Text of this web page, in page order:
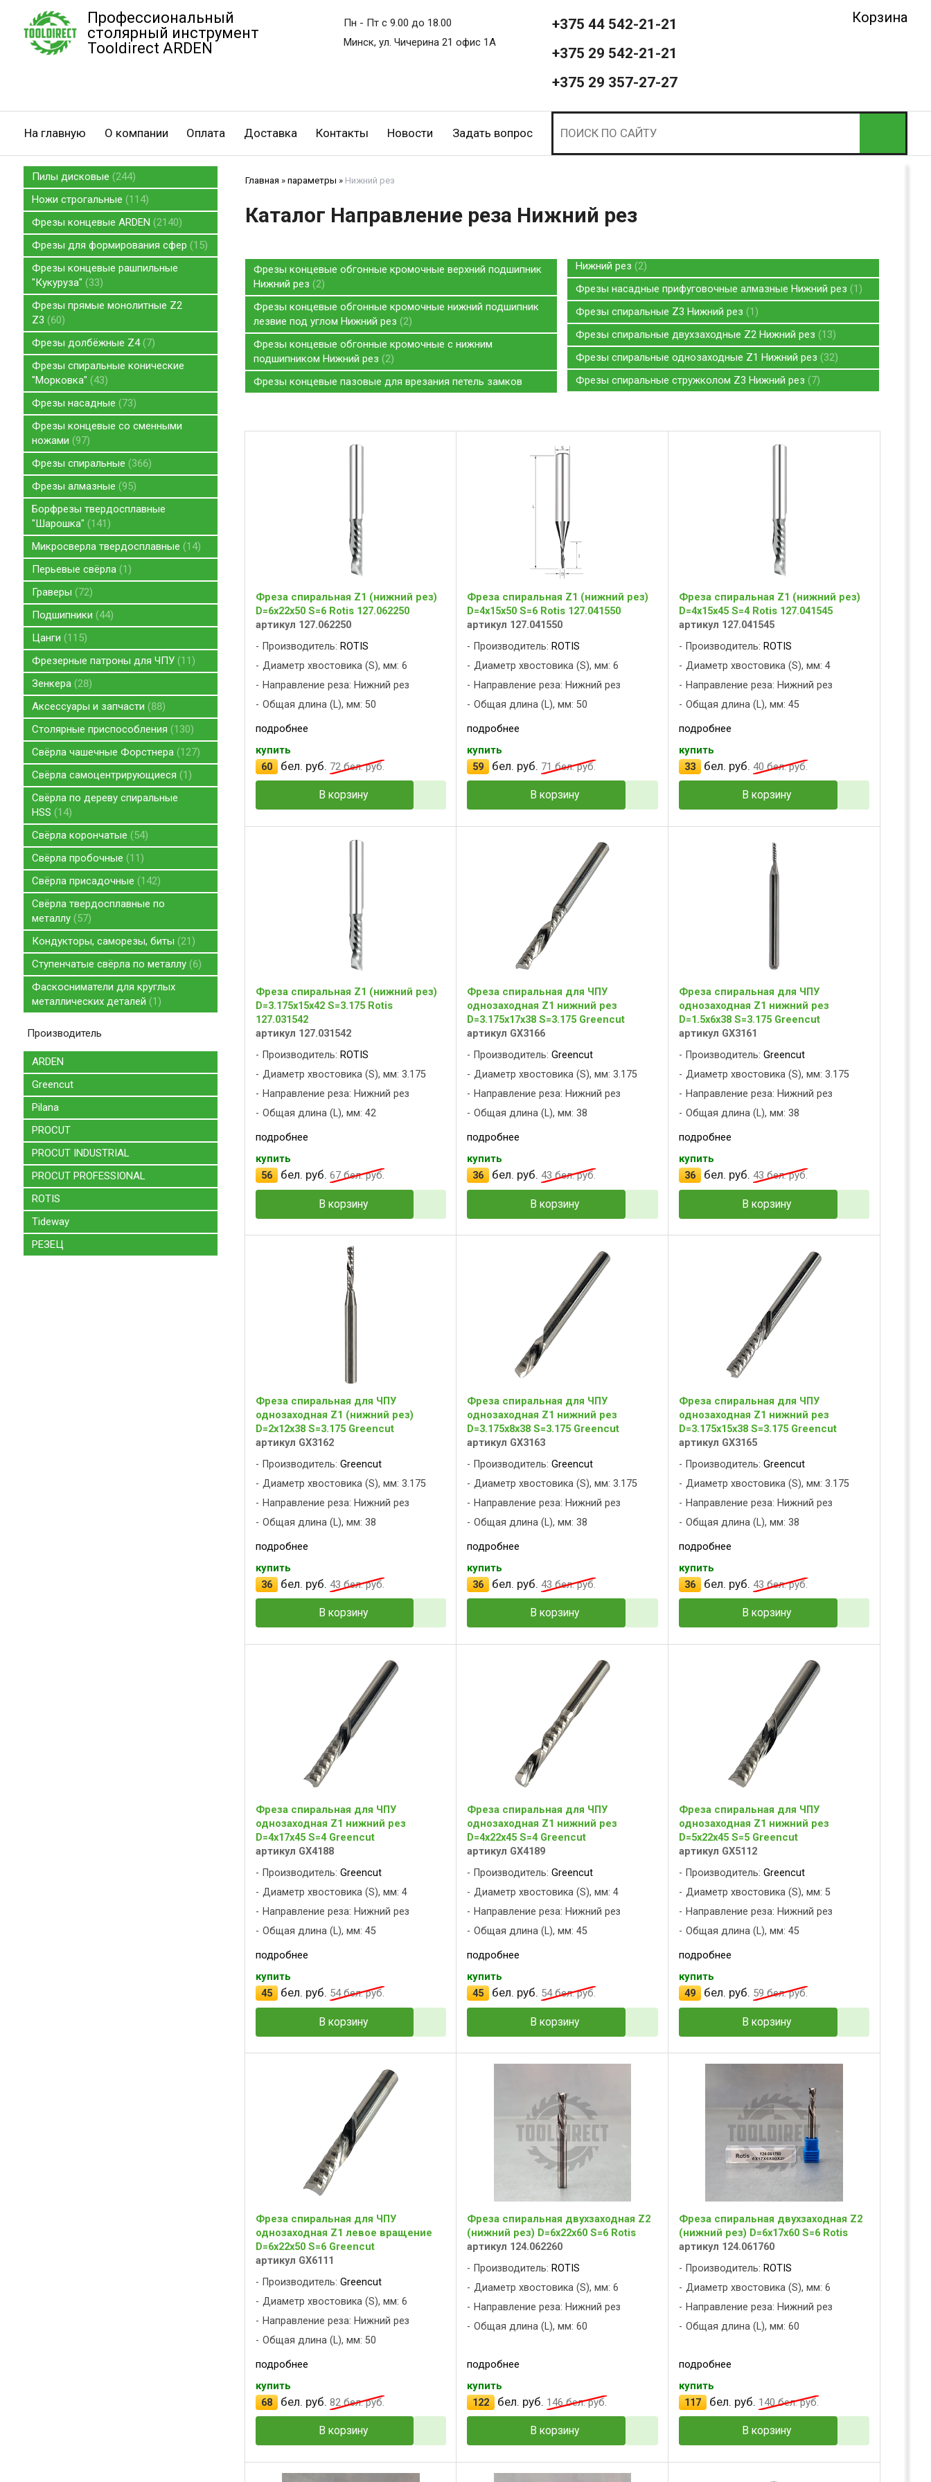
Профессиональный
столярный инструмент
Tooldirect ARDEN
Пн - Пт с 9.00 до 18.00
Минск, ул. Чичерина 21 офис 1А
+375 44 542-21-21
+375 29 542-21-21
+375 29 357-27-27
Корзина
На главную О компании Оплата Доставка Контакты Новости Задать вопрос
Пилы дисковые 244
Ножи строгальные
114
Фрезы концевые ARDEN
2140
Фрезы для формирования сфер
15
Фрезы концевые рашпильные
"Кукуруза"
33
Фрезы прямые монолитные Z2
Z3
60
Фрезы долбёжные Z4 7
Фрезы спиральные конические
"Морковка"
43
Фрезы насадные
73
Фрезы концевые со сменными
ножами
97
Фрезы спиральные
366
Фрезы алмазные
95
Борфрезы твердосплавные
"Шарошка"
141
Микросверла твердосплавные
14
Перьевые свёрла 1
Граверы
72
Подшипники
44
Цанги
115
Фрезерные патроны для ЧПУ 11
Зенкера 28
Аксессуары и запчасти
88
Столярные приспособления
130
Свёрла чашечные Форстнера 127
Свёрла самоцентрирующиеся
1
Свёрла по дереву спиральные
HSS
14
Свёрла корончатые
54
Свёрла пробочные
11
Свёрла присадочные
142
Свёрла твердосплавные по
металлу 57
Кондукторы, саморезы, биты 21
Ступенчатые свёрла по металлу 6
Фаскосниматели для круглых
металлических деталей
1
Производитель
ARDEN
Greencut
Pilana
PROCUT
PROCUT INDUSTRIAL
PROCUT PROFESSIONAL
ROTIS
Tideway
РЕЗЕЦ
Главная » параметры » Нижний рез
Каталог Направление реза Нижний рез
Фрезы концевые обгонные кромочные верхний подшипник
Нижний рез 2
Фрезы концевые обгонные кромочные нижний подшипник
лезвие под углом Нижний рез 2
Фрезы концевые обгонные кромочные с нижним
подшипником Нижний рез 2
Фрезы концевые пазовые для врезания петель замков
Нижний рез 2
Фрезы насадные прифуговочные алмазные Нижний рез 1
Фрезы спиральные Z3 Нижний рез 1
Фрезы спиральные двухзаходные Z2 Нижний рез 13
Фрезы спиральные однозаходные Z1 Нижний рез 32
Фрезы спиральные стружколом Z3 Нижний рез 7
Фреза спиральная Z1 (нижний рез)
D=6x22x50 S=6 Rotis 127.062250
артикул 127.062250
Производитель: ROTIS
Диаметр хвостовика (S), мм: 6
Направление реза: Нижний рез
Общая длина (L), мм: 50
подробнее
купить
60 бел. руб. 72 бел. руб.
В корзину
Фреза спиральная Z1 (нижний рез)
D=4x15x50 S=6 Rotis 127.041550
артикул 127.041550
Производитель: ROTIS
Диаметр хвостовика (S), мм: 6
Направление реза: Нижний рез
Общая длина (L), мм: 50
подробнее
купить
59
бел. руб. 71 бел. руб.
В корзину
Фреза спиральная Z1 (нижний рез)
D=4x15x45 S=4 Rotis 127.041545
артикул 127.041545
Производитель: ROTIS
Диаметр хвостовика (S), мм: 4
Направление реза: Нижний рез
Общая длина (L), мм: 45
подробнее
купить
33 бел. руб. 40 бел. руб.
В корзину
Фреза спиральная Z1 (нижний рез)
D=3.175x15x42 S=3.175 Rotis
127.031542
артикул 127.031542
Производитель: ROTIS
Диаметр хвостовика (S), мм: 3.175
Направление реза: Нижний рез
Общая длина (L), мм: 42
подробнее
купить
56 бел. руб. 67бел. руб.
В корзину
Фреза спиральная для ЧПУ
однозаходная Z1 нижний рез
D=3.175x17x38 S=3.175 Greencut
артикул GX3166
Производитель:Greencut
Диаметр хвостовика (S), мм: 3.175
Направление реза: Нижний рез
Общая длина (L), мм: 38
подробнее
купить
36
бел. руб. 43бел. руб.
В корзину
Фреза спиральная для ЧПУ
однозаходная Z1 нижний рез
D=1.5x6x38 S=3.175 Greencut
артикул GX3161
Производитель: Greencut
Диаметр хвостовика (S), мм: 3.175
Направление реза: Нижний рез
Общая длина (L), мм: 38
подробнее
купить
36 бел. руб. 43бел. руб.
В корзину
Фреза спиральная для ЧПУ
однозаходная Z1 (нижний рез)
D=2x12x38 S=3.175 Greencut
артикул GX3162
Производитель: Greencut
Диаметр хвостовика (S), мм: 3.175
Направление реза: Нижний рез
Общая длина (L), мм: 38
подробнее
купить
36 бел. руб. 43 бел. руб.
В корзину
Фреза спиральная для ЧПУ
однозаходная Z1 нижний рез
D=3.175x8x38 S=3.175 Greencut
артикул GX3163
Производитель:Greencut
Диаметр хвостовика (S), мм: 3.175
Направление реза: Нижний рез
Общая длина (L), мм: 38
подробнее
купить
36
бел. руб. 43 бел. руб.
В корзину
Фреза спиральная для ЧПУ
однозаходная Z1 нижний рез
D=3.175x15x38 S=3.175 Greencut
артикул GX3165
Производитель: Greencut
Диаметр хвостовика (S), мм: 3.175
Направление реза: Нижний рез
Общая длина (L), мм: 38
подробнее
купить
36 бел. руб. 43 бел. руб.
В корзину
Фреза спиральная для ЧПУ
однозаходная Z1 нижний рез
D=4x17x45 S=4 Greencut
артикул GX4188
Производитель: Greencut
Диаметр хвостовика (S), мм: 4
Направление реза: Нижний рез
Общая длина (L), мм: 45
подробнее
купить
45 бел. руб. 54бел. руб.
В корзину
Фреза спиральная для ЧПУ
однозаходная Z1 нижний рез
D=4x22x45 S=4 Greencut
артикул GX4189
Производитель:Greencut
Диаметр хвостовика (S), мм: 4
Направление реза: Нижний рез
Общая длина (L), мм: 45
подробнее
купить
45
бел. руб. 54бел. руб.
В корзину
Фреза спиральная для ЧПУ
однозаходная Z1 нижний рез
D=5x22x45 S=5 Greencut
артикул GX5112
Производитель: Greencut
Диаметр хвостовика (S), мм: 5
Направление реза: Нижний рез
Общая длина (L), мм: 45
подробнее
купить
49 бел. руб. 59бел. руб.
В корзину
Фреза спиральная для ЧПУ
однозаходная Z1 левое вращение
D=6x22x50 S=6 Greencut
артикул GX6111
Производитель: Greencut
Диаметр хвостовика (S), мм: 6
Направление реза: Нижний рез
Общая длина (L), мм: 50
подробнее
купить
68 бел. руб. 82 бел. руб.
В корзину
Фреза спиральная двухзаходная Z2
(нижний рез) D=6x22x60 S=6 Rotis
артикул 124.062260
Производитель: ROTIS
Диаметр хвостовика (S), мм: 6
Направление реза: Нижний рез
Общая длина (L), мм: 60
подробнее
купить
122
бел. руб. 146бел. руб.
В корзину
Фреза спиральная двухзаходная Z2
(нижний рез) D=6x17x60 S=6 Rotis
артикул 124.061760
Производитель: ROTIS
Диаметр хвостовика (S), мм: 6
Направление реза: Нижний рез
Общая длина (L), мм: 60
подробнее
купить
117 бел. руб. 140бел. руб.
В корзину